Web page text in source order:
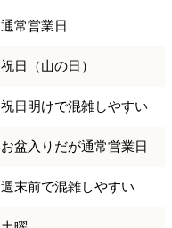
通常営業日
祝日（山の日）
祝日明けで混雑しやすい
お盆入りだが通常営業日
週末前で混雑しやすい